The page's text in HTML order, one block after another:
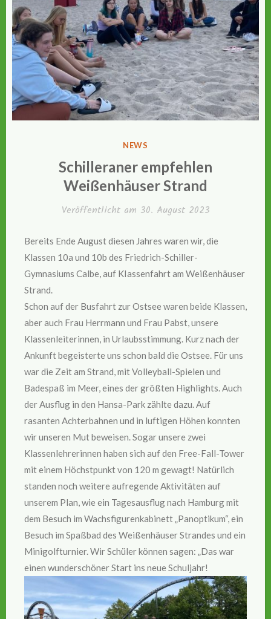
VERÖFFENTLICHT
NEWS
Schilleraner empfehlen
Weißenhäuser Strand
Veröffentlicht am 30. August 2023
Bereits Ende August diesen Jahres waren wir, die
Klassen 10a und 10b des Friedrich-Schiller-
Gymnasiums Calbe, auf KIassenfahrt am Weißenhäuser
Strand.
Schon auf der Busfahrt zur Ostsee waren beide Klassen,
aber auch Frau Herrmann und Frau Pabst, unsere
Klassenleiterinnen, in Urlaubsstimmung. Kurz nach der
Ankunft begeisterte uns schon bald die Ostsee. Für uns
war die Zeit am Strand, mit Volleyball-Spielen und
Badespaß im Meer, eines der größten Highlights. Auch
der Ausflug in den Hansa-Park zählte dazu. Auf
rasanten Achterbahnen und in luftigen Höhen konnten
wir unseren Mut beweisen. Sogar unsere zwei
Klassenlehrerinnen haben sich auf den Free-Fall-Tower
mit einem Höchstpunkt von 120 m gewagt! Natürlich
standen noch weitere aufregende Aktivitäten auf
unserem Plan, wie ein Tagesausflug nach Hamburg mit
dem Besuch im Wachsfigurenkabinett „Panoptikum“, ein
Besuch im Spaßbad des Weißenhäuser Strandes und ein
Minigolfturnier. Wir Schüler können sagen: „Das war
einen wunderschöner Start ins neue Schuljahr!